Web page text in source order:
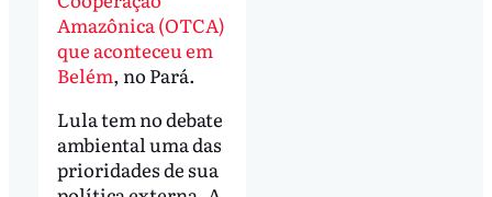
Amazônica (OTCA)
que aconteceu em
Belém, no Pará.
Lula tem no debate
ambiental uma das
prioridades de sua